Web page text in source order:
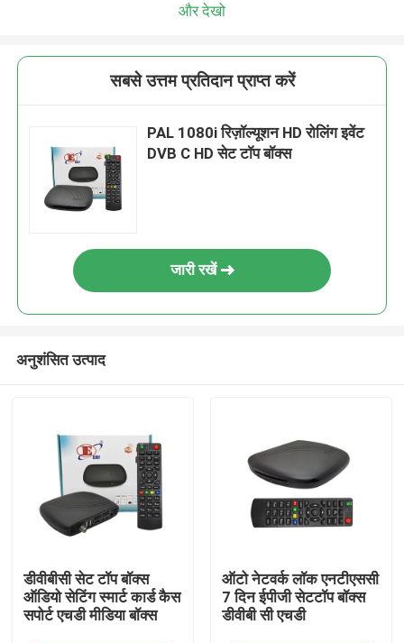
और देखो
सबसे उत्तम प्रतिदान प्राप्त करें
PAL 1080i रिज़ॉल्यूशन HD रोलिंग इवेंट
DVB C HD सेट टॉप बॉक्स
जारी रखें
अनुशंसित उत्पाद
डीवीबीसी सेट टॉप बॉक्स
ऑडियो सेटिंग स्मार्ट कार्ड कैस
सपोर्ट एचडी मीडिया बॉक्स
ऑटो नेटवर्क लॉक एनटीएससी
7 दिन ईपीजी सेटटॉप बॉक्स
डीवीबी सी एचडी